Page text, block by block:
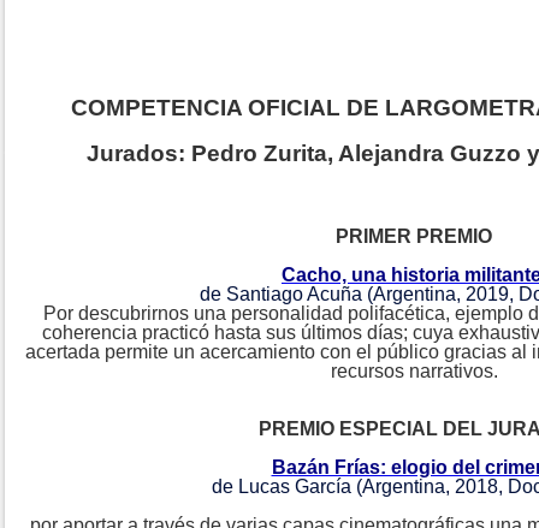
COMPETENCIA OFICIAL DE
Jurados: Pedro Zurita, Alejandra Guzzo
PRIMER PREMIO
Cacho, una historia
de Santiago Acuña (Argentina, 2019,
Por descubrirnos una personalidad polifacética, ejemplo
coherencia practicó hasta sus últimos días; cuya
acertada permite un acercamiento con el público gracias al
recursos narrativos.
PREMIO ESPECIAL DEL
Bazán Frías: elogio del
de Lucas García (Argentina, 2018,